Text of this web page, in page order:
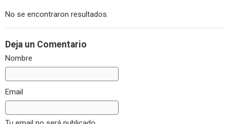
No se encontraron resultados.
Deja un Comentario
Nombre
Email